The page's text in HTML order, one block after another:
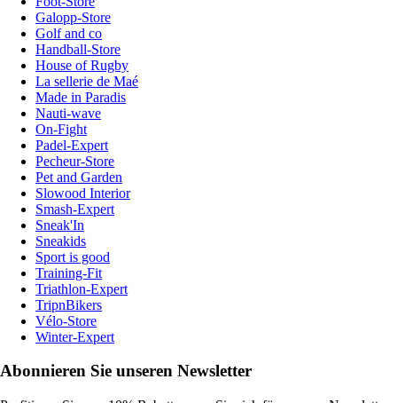
Galopp-Store
Golf and co
Handball-Store
House of Rugby
La sellerie de Maé
Made in Paradis
Nauti-wave
On-Fight
Padel-Expert
Pecheur-Store
Pet and Garden
Slowood Interior
Smash-Expert
Sneak'In
Sneakids
Sport is good
Training-Fit
Triathlon-Expert
TripnBikers
Vélo-Store
Winter-Expert
Abonnieren Sie unseren Newsletter